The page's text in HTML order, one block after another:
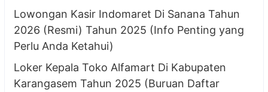
Lowongan Kasir Indomaret Di Sanana Tahun
2026 (Resmi) Tahun 2025 (Info Penting yang
Perlu Anda Ketahui)
Loker Kepala Toko Alfamart Di Kabupaten
Karangasem Tahun 2025 (Buruan Daftar